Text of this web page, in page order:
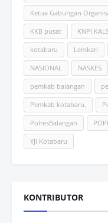
Ketua Gabungan
KKB pusat KNPI
kotabaru Lemkari
NASIONAL NASKES
pemkab balangan
Pemkab kotabaru.
PolresBalangan
YJI Kotabaru
KONTRIBUTOR